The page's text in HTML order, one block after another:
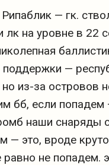
— гк.
лк на уровне в 22
—
из-за островов
бб, если
наши снаряды
— это, вроде
равно не